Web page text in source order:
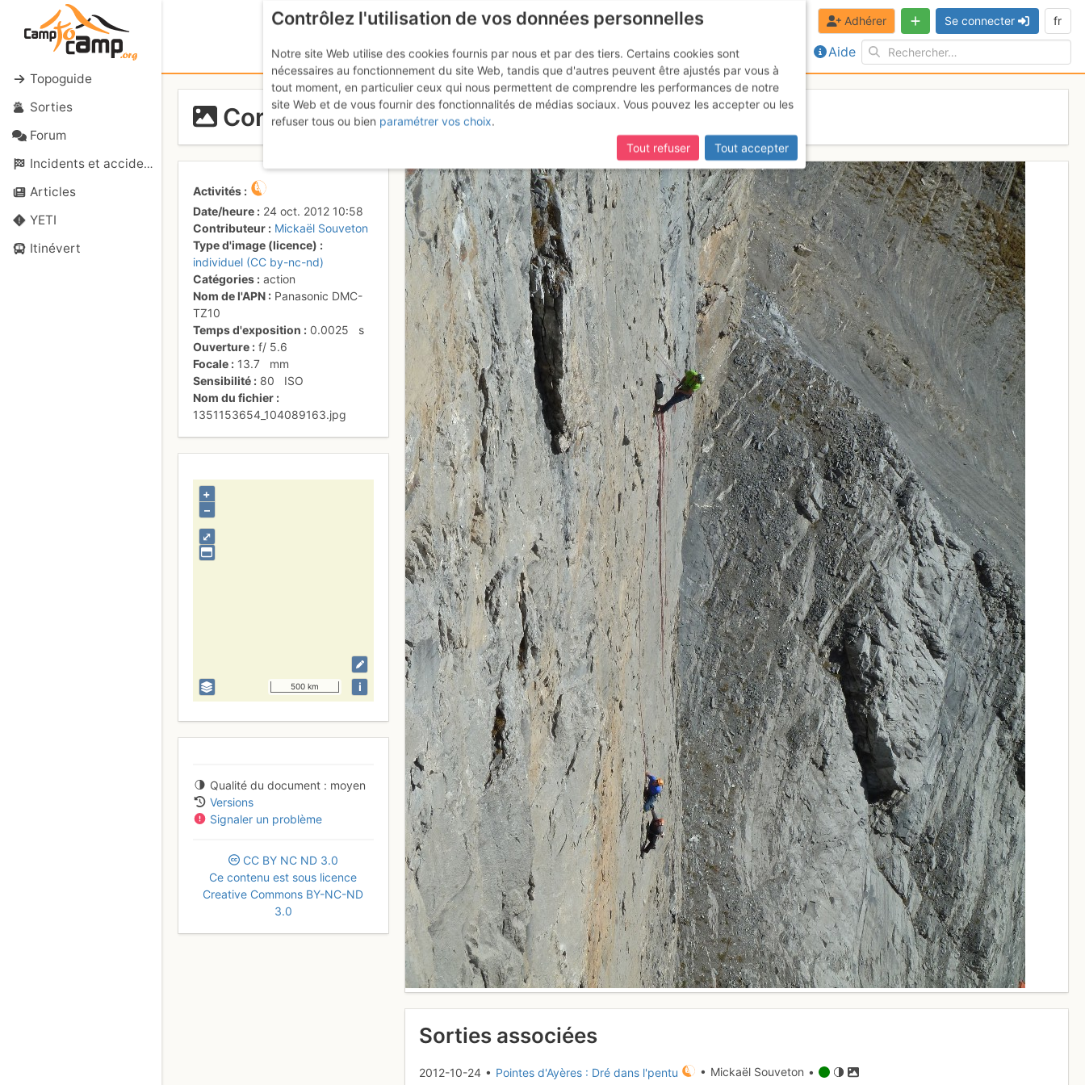
Topoguide
Sorties
Forum
Incidents et accidents
Articles
YETI
Itinévert
Aide
Adhérer Se connecter fr
Cordée de 3 dans Bételgeuse
Activités
Date/heure
24 oct. 2012 10:58
Contributeur
Mickaël Souveton
Type d'image (licence)
individuel (CC by-nc-nd)
Catégories
action
Nom de l'APN
Panasonic DMC-
TZ10
Temps d'exposition
0.0025
s
Ouverture
f/5.6
Focale
13.7
mm
Sensibilité
80
ISO
Nom du fichier
1351153654_104089163.jpg
⤢
+
–
500 km i
Qualité du document
moyen
Versions
Signaler un problème
CC BY NC ND 3.0
Ce contenu est sous licence
Creative Commons BY-NC-ND
3.0
Sorties associées
2012-10-24 • Pointes d'Ayères : Dré dans l'pentu • Mickaël Souveton •
Contrôlez l'utilisation de vos données personnelles
Notre site Web utilise des cookies fournis par nous et par des tiers. Certains cookies sont
nécessaires au fonctionnement du site Web, tandis que d'autres peuvent être ajustés par vous à
tout moment, en particulier ceux qui nous permettent de comprendre les performances de notre
site Web et de vous fournir des fonctionnalités de médias sociaux. Vous pouvez les accepter ou les
refuser tous ou bien paramétrer vos choix.
Tout refuser
Tout accepter